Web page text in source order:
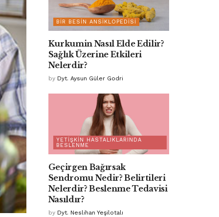
BIR BESIN ANSIKLOPEDISI
Kurkumin Nasıl Elde Edilir?
Sağlık Üzerine Etkileri
Nelerdir?
by Dyt. Aysun Güler Godri
YETIŞKIN HASTALIKLARINDA
BESLENME
Geçirgen Bağırsak
Sendromu Nedir? Belirtileri
Nelerdir? Beslenme Tedavisi
Nasıldır?
by Dyt. Neslihan Yeşilotalı